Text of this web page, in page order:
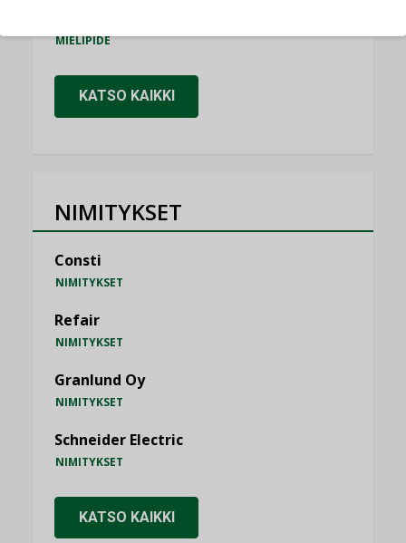
MIELIPIDE
KATSO KAIKKI
NIMITYKSET
Consti
NIMITYKSET
Refair
NIMITYKSET
Granlund Oy
NIMITYKSET
Schneider Electric
NIMITYKSET
KATSO KAIKKI